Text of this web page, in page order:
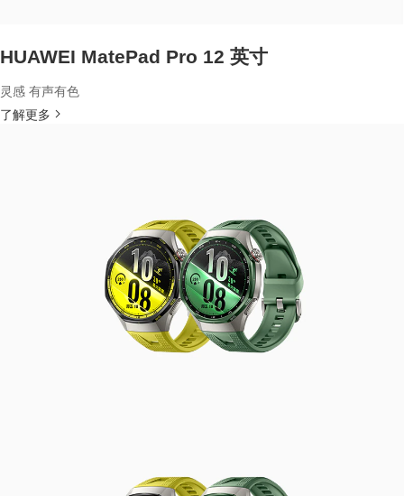
HUAWEI MatePad Pro 12 英寸
灵感 有声有色
了解更多